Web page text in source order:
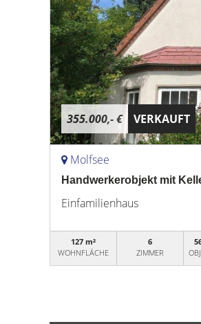
355.000,- € VERKAUFT
Molfsee
Handwerkerobjekt mit
Einfamilienhaus
127 m²
WOHNFLÄCHE
6
ZIMMER